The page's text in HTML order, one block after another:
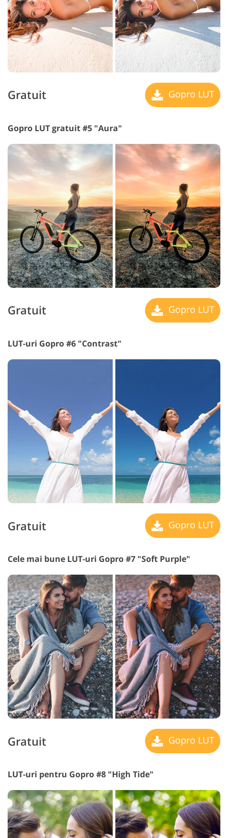
Gratuit Gopro LUT
Gopro LUT gratuit #5 "Aura"
Gratuit Gopro LUT
LUT-uri Gopro #6 "Contrast"
Gratuit Gopro LUT
Cele mai bune LUT-uri Gopro #7 "Soft Purple"
Gratuit Gopro LUT
LUT-uri pentru Gopro #8 "High Tide"